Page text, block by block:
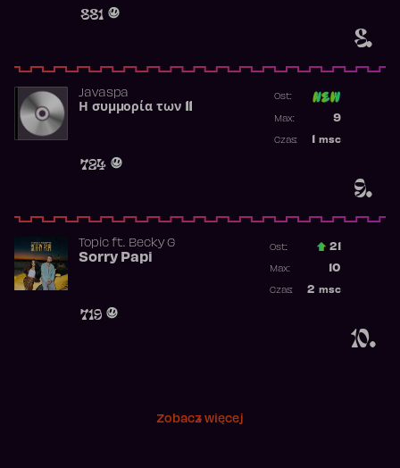
8.
881
9.
Javaspa
Η συμμορία των 11
724
Ost:
9
Max:
msc
Czas:
10.
Topicft. Becky G
Sorry Papi
719
Ost.: 21
10
Max:
2 msc
Czas:
Zobacz więcej